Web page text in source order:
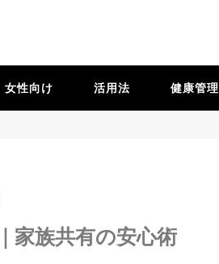
女性向け 活用法 健康管理
家族共有の安心術